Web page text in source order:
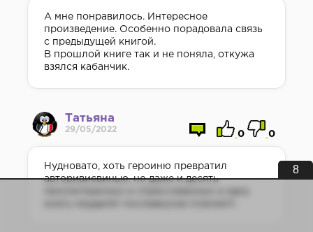
А мне понравилось. Интересное
произведение. Особенно порадовала связь
с предыдущей книгой.
В прошлой книге так и не поняла, откужа
взялся кабанчик.
Татьяна
29/05/2022
0 0
Нудновато, хоть героиню превратил
авторивисвинью, но даже и десять
7